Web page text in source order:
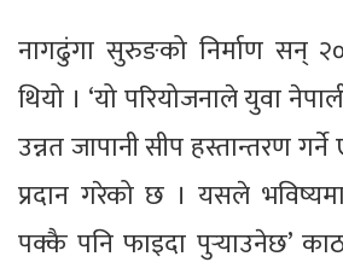
नागढुंगा सुरुङको निर्माण सन्
थियो । ‘यो परियोजनाले युवा
उन्नत जापानी सीप हस्तान्तरण
प्रदान गरेको छ । यसले
पक्कै पनि फाइदा पुर्‍याउनेछ’